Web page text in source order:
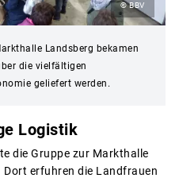
© BBV
Landsberg bekamen
die vielfältigen
geliefert werden.
Logistik
die Gruppe zur Markthalle
erfuhren die Landfrauen